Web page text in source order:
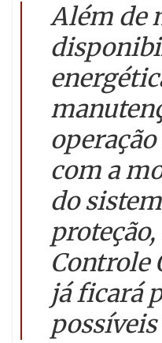
Além de
com a
do
Controle
já ficará